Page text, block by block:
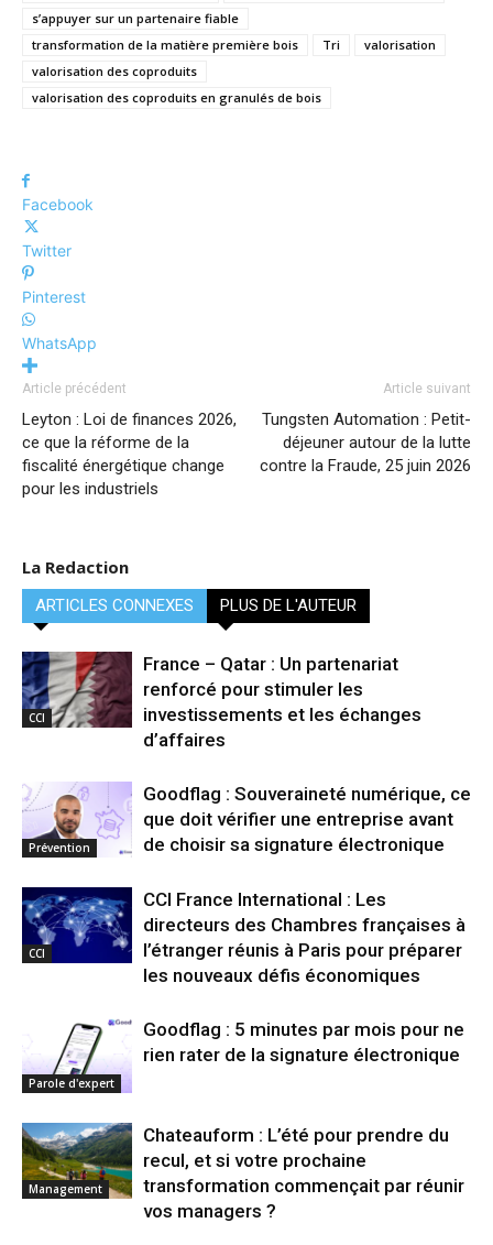
s’appuyer sur un partenaire fiable
transformation de la matière première bois
Tri
valorisation
valorisation des coproduits
valorisation des coproduits en granulés de bois
Facebook
Twitter
Pinterest
WhatsApp
Article précédent
Leyton : Loi de finances 2026,
ce que la réforme de la
fiscalité énergétique change
pour les industriels
Article suivant
Tungsten Automation : Petit-
déjeuner autour de la lutte
contre la Fraude, 25 juin 2026
La Redaction
ARTICLES CONNEXES PLUS DE L'AUTEUR
CCI
France – Qatar : Un partenariat
renforcé pour stimuler les
investissements et les échanges
d’affaires
Prévention
Goodflag : Souveraineté numérique, ce
que doit vérifier une entreprise avant
de choisir sa signature électronique
CCI
CCI France International : Les
directeurs des Chambres françaises à
l’étranger réunis à Paris pour préparer
les nouveaux défis économiques
Parole d'expert
Goodflag : 5 minutes par mois pour ne
rien rater de la signature électronique
Management
Chateauform : L’été pour prendre du
recul, et si votre prochaine
transformation commençait par réunir
vos managers ?